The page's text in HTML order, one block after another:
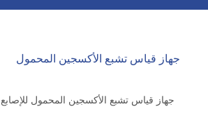
جهاز قياس تشبع الأكسجين المحمول
جهاز قياس تشبع الأكسجين المحمول للإصابع